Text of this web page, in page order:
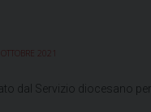
OTTOBRE 2021
dal Servizio diocesano